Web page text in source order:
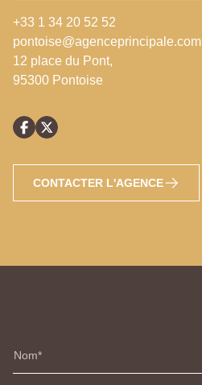
+33 1 34 20 52 52
pontoise@agenceprincipale.com
12 place du Pont,
95300 Pontoise
CONTACTER L'AGENCE
Nom